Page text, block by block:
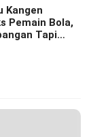
Kangen
Pemain Bola,
Tapi